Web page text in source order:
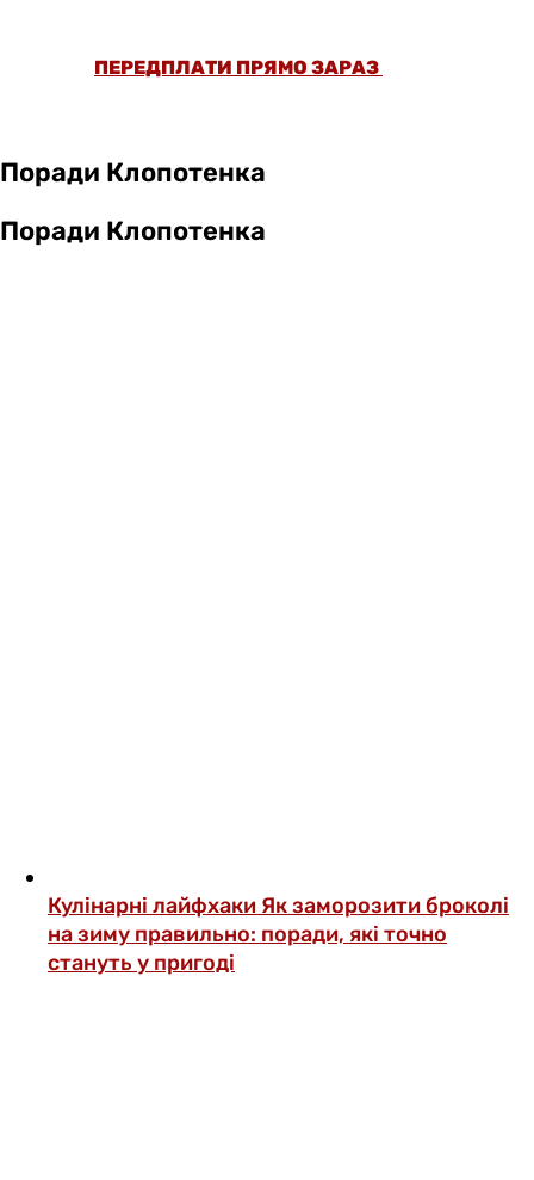
ПЕРЕДПЛАТИ ПРЯМО ЗАРАЗ
Поради Клопотенка
Поради Клопотенка
Кулінарні лайфхаки Як заморозити броколі
на зиму правильно: поради, які точно
стануть у пригоді